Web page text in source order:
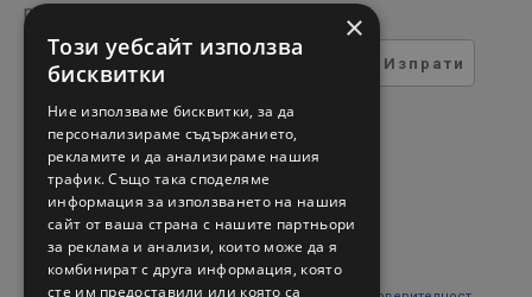
регистрирате за нашия бюлетин
Изпрати
ТЕСТ ЗА СИГУРНОСТ
Въведете кода в полето
отдолу
×
Този уебсайт използва
бисквитки
Ние използваме бисквитки, за да
персонализираме съдържанието,
рекламите и да анализираме нашия
трафик. Също така споделяме
информация за използването на нашия
сайт от ваша страна с нашите партньори
за реклама и анализи, които може да я
комбинират с друга информация, която
сте им предоставили или която са